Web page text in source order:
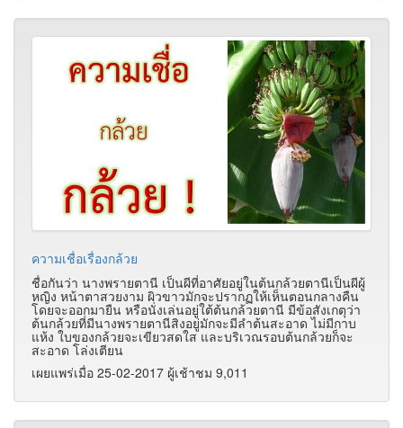
ความเชื่อเรื่องกล้วย
ชื่อกันว่า นางพรายตานี เป็นผีที่อาศัยอยู่ในต้นกล้วยตานีเป็นผีผู้
หญิง หน้าตาสวยงาม ผิวขาวมักจะปรากฏให้เห็นตอนกลางคืน
โดยจะออกมายืน หรือนั่งเล่นอยู่ใต้ต้นกล้วยตานี มีข้อสังเกตุว่า
ต้นกล้วยที่มีนางพรายตานีสิงอยู่มักจะมีลำต้นสะอาด ไม่มีกาบ
แห้ง ใบของกล้วยจะเขียวสดใส และบริเวณรอบต้นกล้วยก็จะ
สะอาด โล่งเตียน
เผยแพร่เมื่อ 25-02-2017 ผู้เช้าชม 9,011